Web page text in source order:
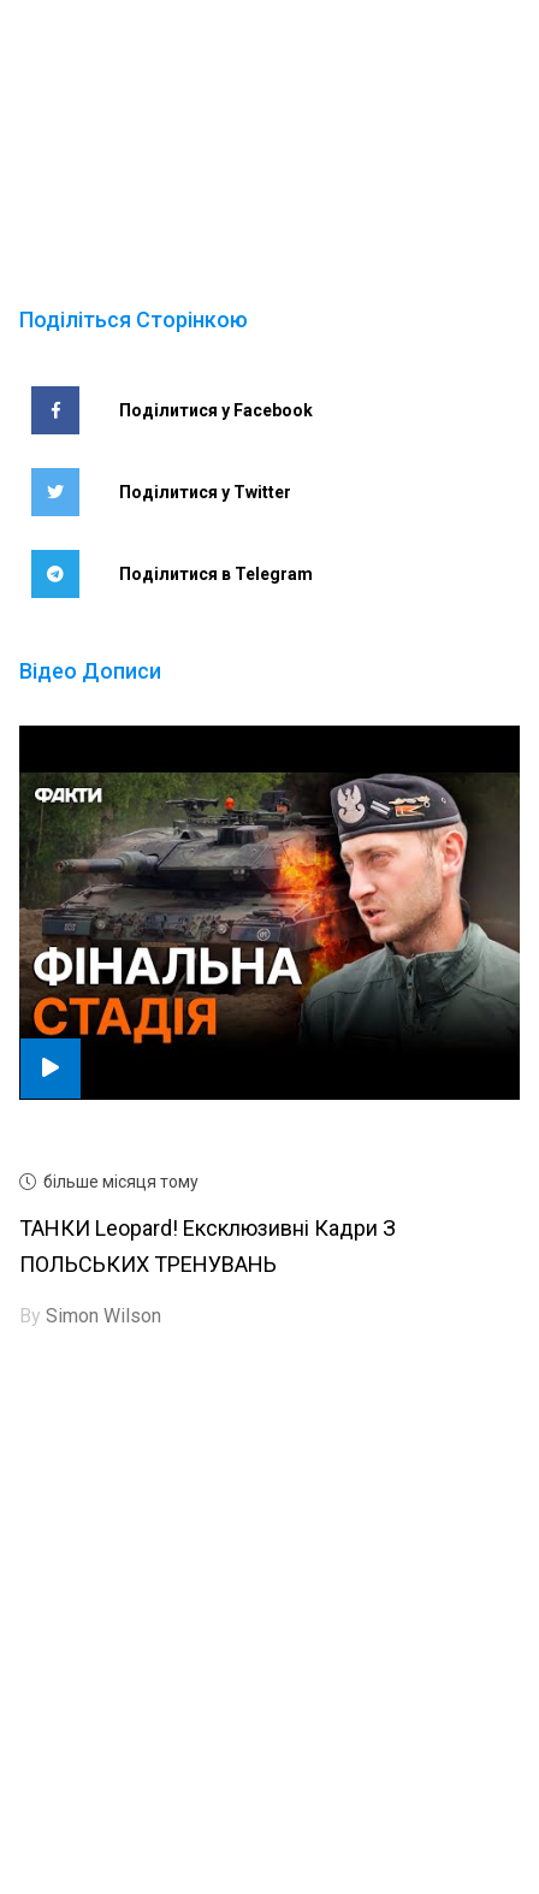
Поділіться Сторінкою
Поділитися у Facebook
Поділитися у Twitter
Поділитися в Telegram
Відео Дописи
більше місяця тому
ТАНКИ Leopard! Ексклюзивні Кадри З
ПОЛЬСЬКИХ ТРЕНУВАНЬ
BySimon Wilson